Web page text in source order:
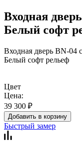
Входная
Белый софт
Входная дверь BN-
Белый софт рельеф
Цвет
Цена:
39 300 ₽
Добавить в корзину
Быстрый замер